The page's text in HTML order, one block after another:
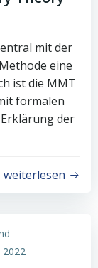
mit der
eine
ist die MMT
formalen
der
weiterlesen